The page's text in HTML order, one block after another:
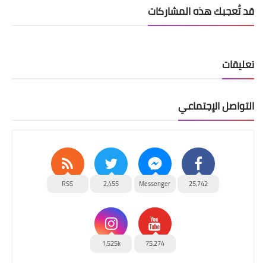
قد تُعجبك هذه المشاركات
تعليقات
التواصل الإجتماعي
25,742
Messenger
2,455
RSS
75,274
1,525k